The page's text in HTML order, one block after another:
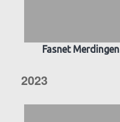
Fasnet Merdingen
2023